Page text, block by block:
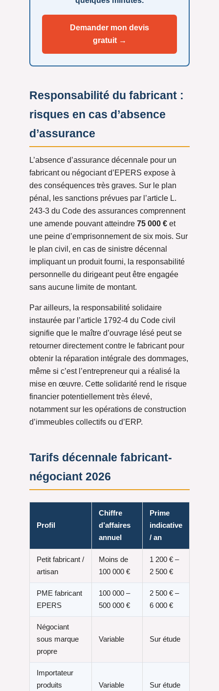
Demander mon devis
gratuit →
Responsabilité du fabricant :
risques en cas d’absence
d’assurance
L’absence d’assurance décennale pour un
fabricant ou négociant d’EPERS expose à
des conséquences très graves. Sur le plan
pénal, les sanctions prévues par l’article L.
243-3 du Code des assurances comprennent
une amende pouvant atteindre 75 000 € et
une peine d’emprisonnement de six mois. Sur
le plan civil, en cas de sinistre décennal
impliquant un produit fourni, la responsabilité
personnelle du dirigeant peut être engagée
sans aucune limite de montant.
Par ailleurs, la responsabilité solidaire
instaurée par l’article 1792-4 du Code civil
signifie que le maître d’ouvrage lésé peut se
retourner directement contre le fabricant pour
obtenir la réparation intégrale des dommages,
même si c’est l’entrepreneur qui a réalisé la
mise en œuvre. Cette solidarité rend le risque
financier potentiellement très élevé,
notamment sur les opérations de construction
d’immeubles collectifs ou d’ERP.
Tarifs décennale fabricant-
négociant 2026
Profil
Chiffre
d’affaires
annuel
Prime
indicative
/ an
Petit fabricant /
artisan
Moins de
100 000 €
1 200 € –
2 500 €
PME fabricant
EPERS
100 000 –
500 000 €
2 500 € –
6 000 €
Négociant
sous marque
propre
Variable Sur étude
Importateur
produits
Variable Sur étude